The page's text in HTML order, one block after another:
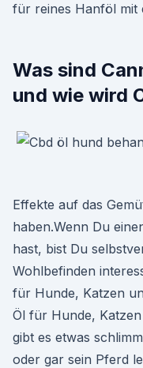
für reines Hanföl mit
Was sind
und wie wird
Effekte auf das
haben.Wenn Du
hast, bist Du
Wohlbefinden
für Hunde, Katzen
Öl für Hunde,
gibt es etwas
oder gar sein Pferd